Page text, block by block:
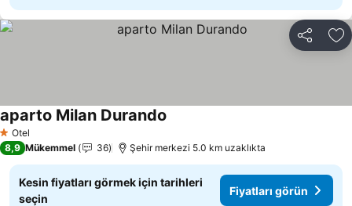
Paylaş
1 Yıldız
Otel
aparto Milan Durando
8,9 Mükemmel 36 Şehir merkezi 5.0 km uzaklıkta
Kesin fiyatları görmek için tarihleri
seçin
Fiyatları görün